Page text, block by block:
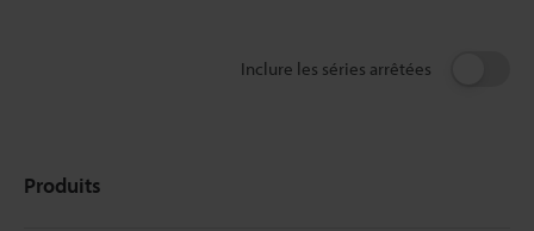
Inclure les séries arrêtées
Produits